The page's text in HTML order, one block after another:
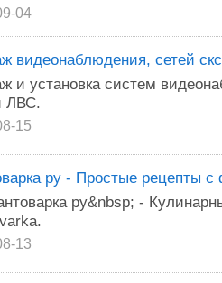
04
видеонаблюдения, сетей
и устанoвкa систем
ЛВС.
15
ру - Простые рецепты с
ру&nbsp; -
13